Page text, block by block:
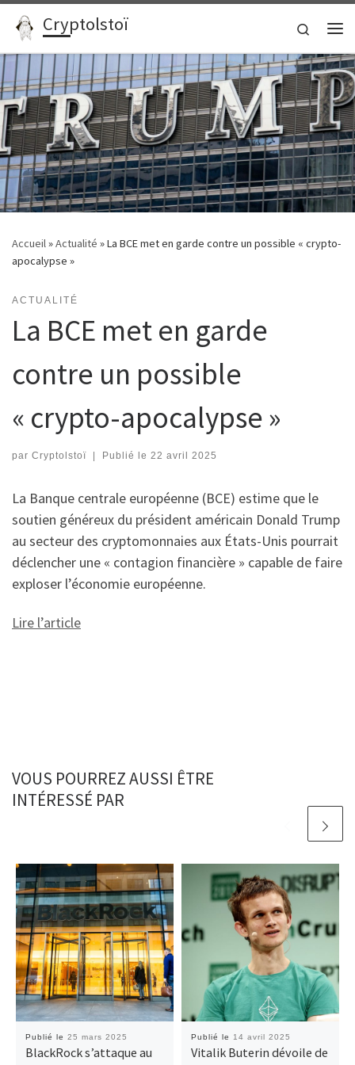
Passer au contenu
Cryptolstoï
Search
Accueil»Actualité »La BCE met en garde contre un possible « crypto-
apocalypse »
ACTUALITÉ
La BCE met en garde
contre un possible
« crypto-apocalypse »
par Cryptolstoï | Publié le 22 avril 2025
La Banque centrale européenne (BCE) estime que le
soutien généreux du président américain Donald Trump
au secteur des cryptomonnaies aux États-Unis pourrait
déclencher une « contagion financière » capable de faire
exploser l’économie européenne.
Lire l’article
VOUS POURREZ AUSSI ÊTRE
INTÉRESSÉ PAR
Publié le 25 mars 2025
BlackRock s’attaque au
Publié le 14 avril 2025
Vitalik Buterin dévoile de